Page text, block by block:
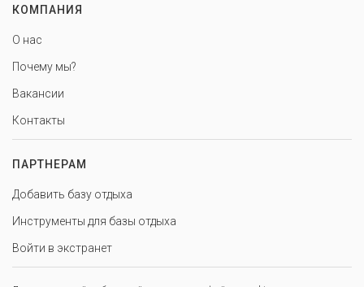
КОМПАНИЯ
О нас
Почему мы?
Вакансии
Контакты
ПАРТНЕРАМ
Добавить базу отдыха
Инструменты для базы отдыха
Войти в экстранет